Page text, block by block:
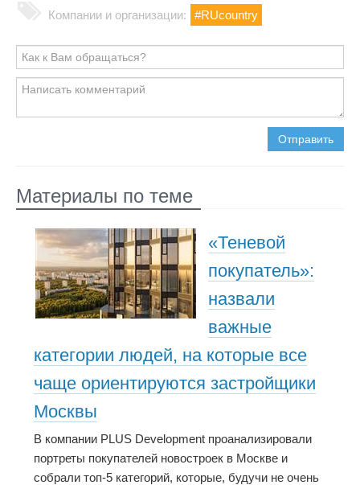
Компании и организации: #RUcountry
Отправить
Материалы по теме
«Теневой
покупатель»:
назвали
важные
категории людей, на которые все
чаще ориентируются застройщики
Москвы
В компании PLUS Development проанализировали
портреты покупателей новостроек в Москве и
собрали топ-5 категорий, которые, будучи не очень